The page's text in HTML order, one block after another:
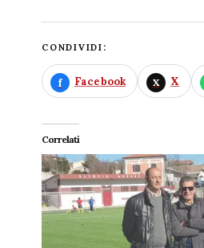
CONDIVIDI:
Facebook X
Correlati